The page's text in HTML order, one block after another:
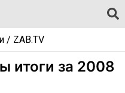
/ ZAB.TV
итоги за 2008